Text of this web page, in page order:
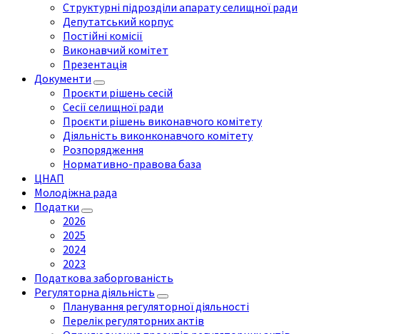
Структурні підрозділи апарату селищної ради
Депутатський корпус
Постійні комісії
Виконавчий комітет
Презентація
Документи
Проєкти рішень сесій
Сесії селищної ради
Проєкти рішень виконавчого комітету
Діяльність виконконавчого комітету
Розпорядження
Нормативно-правова база
ЦНАП
Молодіжна рада
Податки
2026
2025
2024
2023
Податкова заборгованість
Регуляторна діяльність
Планування регуляторної діяльності
Перелік регуляторних актів